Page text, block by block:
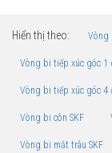
Hiển thị theo: Vòng
Vòng bi tiếp xúc góc 1
Vòng bi tiếp xúc góc 4
Vòng bi côn SKF
Vòng bi mắt trâu SKF